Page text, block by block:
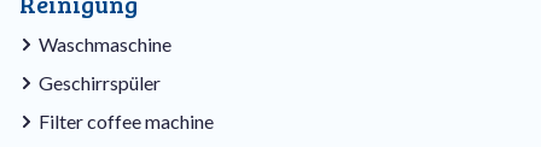
Waschmaschine
Geschirrspüler
Filter coffee machine